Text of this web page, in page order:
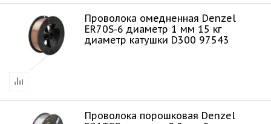
Проволока омедненная Denzel
ER70S-6 диаметр 1 мм 15 кг
диаметр катушки D300 97543
Проволока порошковая Denzel